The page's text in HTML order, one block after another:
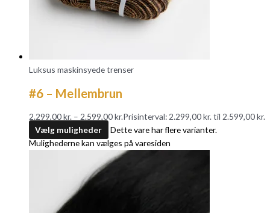
Luksus maskinsyede trenser
#6 – Mellembrun
2.299,00kr. – 2.599,00kr.Prisinterval: 2.299,00 kr. til 2.599,00 kr.
Vælg muligheder
Dette vare har flere varianter.
Mulighederne kan vælges på varesiden